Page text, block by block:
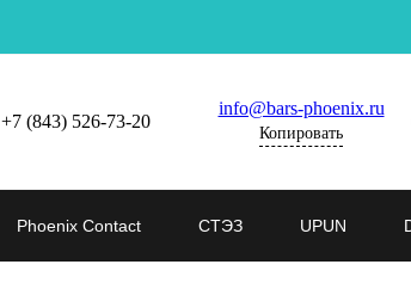
+7 (843) 526-73-20
info@bars-phoenix.ru
Копировать
Phoenix Contact СТЭЗ UPUN